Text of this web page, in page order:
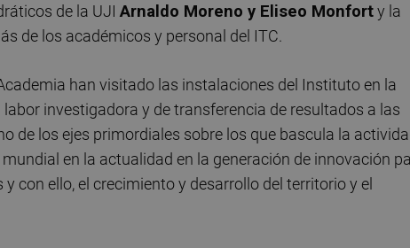
de la UJI Arnaldo Moreno y Eliseo Monforty la
de los académicos y personal del ITC.
han visitado las instalaciones del Instituto en la
investigadora y de transferencia de resultados a las
de los ejes primordiales sobre los que bascula la
en la actualidad en la generación de innovación
con ello, el crecimiento y desarrollo del territorio y el